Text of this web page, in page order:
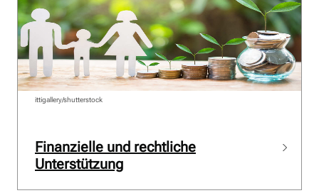
Finanzielle und rechtliche
Unterstützung
ittigallery/shutterstock